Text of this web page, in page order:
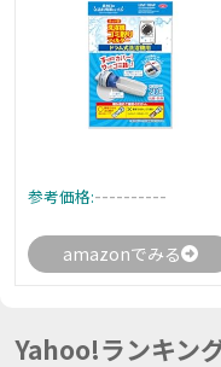
参考価格:----------
amazonでみる
Yahoo!ランキン